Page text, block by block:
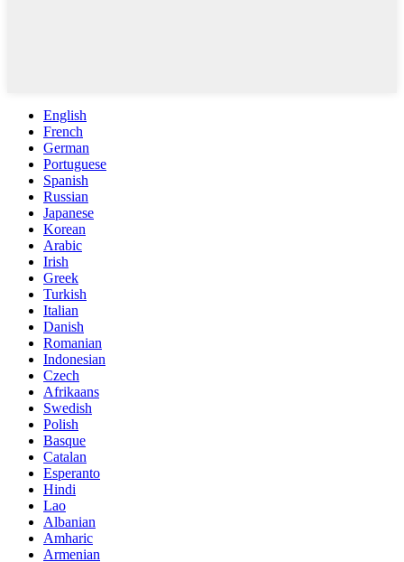
English
French
German
Portuguese
Spanish
Russian
Japanese
Korean
Arabic
Irish
Greek
Turkish
Italian
Danish
Romanian
Indonesian
Czech
Afrikaans
Swedish
Polish
Basque
Catalan
Esperanto
Hindi
Lao
Albanian
Amharic
Armenian